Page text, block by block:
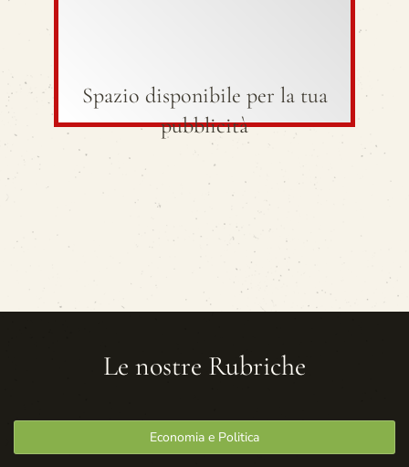
Spazio disponibile per la tua
pubblicità
Le nostre Rubriche
Economia e Politica